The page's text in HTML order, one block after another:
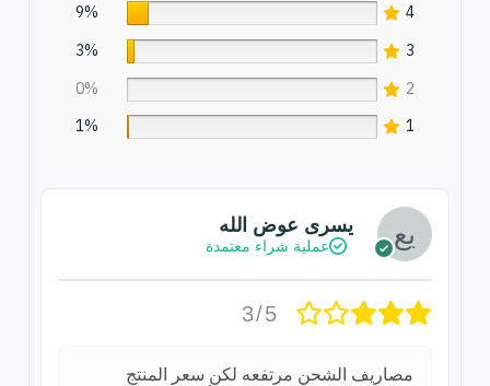
4
9%
3
3%
2
0%
1
1%
يسرى عوض الله
عملية شراء معتمدة
3/5
مصاريف الشحن مرتفعه لكن سعر المنتج